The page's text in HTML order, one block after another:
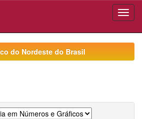
do Nordeste do Brasil